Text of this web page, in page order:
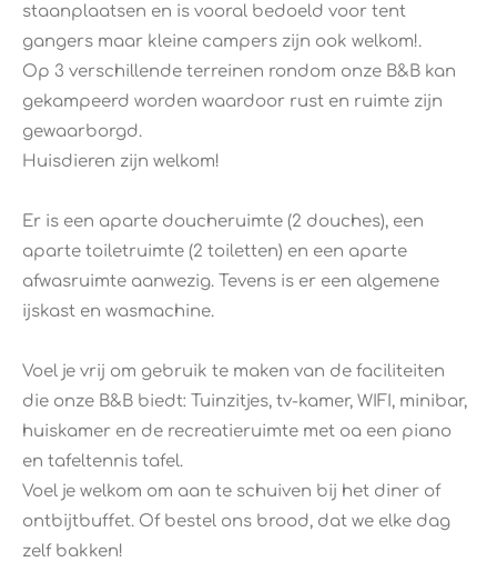
staanplaatsen en is vooral bedoeld voor tent
gangers maar kleine campers zijn ook welkom!.
Op 3 verschillende terreinen rondom onze B&B kan
gekampeerd worden waardoor rust en ruimte zijn
gewaarborgd.
Huisdieren zijn welkom!
Er is een aparte doucheruimte (2 douches), een
aparte toiletruimte (2 toiletten) en een aparte
afwasruimte aanwezig. Tevens is er een algemene
ijskast en wasmachine.
Voel je vrij om gebruik te maken van de faciliteiten
die onze B&B biedt: Tuinzitjes, tv-kamer, WIFI, minibar,
huiskamer en de recreatieruimte met oa een piano
en tafeltennis tafel.
Voel je welkom om aan te schuiven bij het diner of
ontbijtbuffet. Of bestel ons brood, dat we elke dag
zelf bakken!